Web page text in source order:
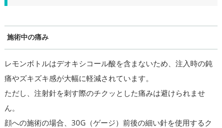
施術中の痛み
レモンボトルはデオキシコール酸を含まないため、注入時の鈍
痛やズキズキ感が大幅に軽減されています。
ただし、注射針を刺す際のチクッとした痛みは避けられませ
ん。
顔への施術の場合、30G（ゲージ）前後の細い針を使用するク